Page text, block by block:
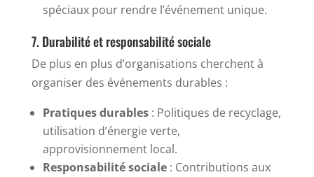
spéciaux pour rendre l’événement unique.
7. Durabilité et responsabilité sociale
De plus en plus d’organisations cherchent à
organiser des événements durables :
Pratiques durables: Politiques de recyclage,
utilisation d’énergie verte,
approvisionnement local.
Responsabilité sociale: Contributions aux